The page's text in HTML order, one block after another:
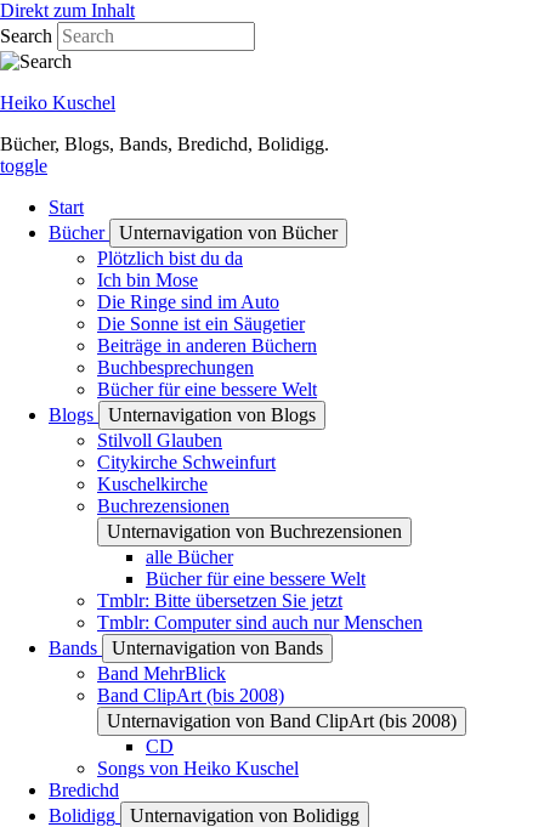
Direkt zum Inhalt
Search
Heiko Kuschel
Bücher, Blogs, Bands, Bredichd, Bolidigg.
toggle
Start
Bücher
Unternavigation von Bücher
Plötzlich bist du da
Ich bin Mose
Die Ringe sind im Auto
Die Sonne ist ein Säugetier
Beiträge in anderen Büchern
Buchbesprechungen
Bücher für eine bessere Welt
Blogs
Unternavigation von Blogs
Stilvoll Glauben
Citykirche Schweinfurt
Kuschelkirche
Buchrezensionen
Unternavigation von Buchrezensionen
alle Bücher
Bücher für eine bessere Welt
Tmblr: Bitte übersetzen Sie jetzt
Tmblr: Computer sind auch nur Menschen
Bands
Unternavigation von Bands
Band MehrBlick
Band ClipArt (bis 2008)
Unternavigation von Band ClipArt (bis 2008)
CD
Songs von Heiko Kuschel
Bredichd
Bolidigg
Unternavigation von Bolidigg